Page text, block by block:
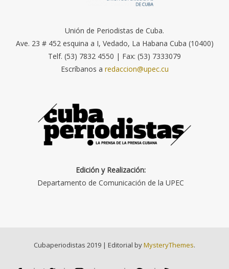
Unión de Periodistas de Cuba.
Ave. 23 # 452 esquina a I, Vedado, La Habana Cuba (10400)
Telf. (53) 7832 4550 | Fax: (53) 7333079
Escríbanos a redaccion@upec.cu
Edición y Realización:
Departamento de Comunicación de la UPEC
Cubaperiodistas 2019 | Editorial byMysteryThemes.